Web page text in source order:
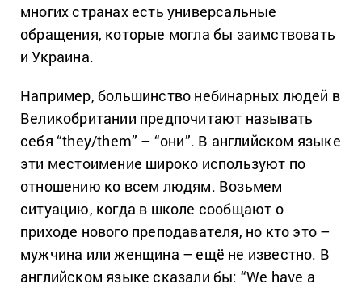
многих странах есть универсальные
обращения, которые могла бы заимствовать
и Украина.
Например, большинство небинарных людей в
Великобритании предпочитают называть
себя “they/them” – “они”. В английском языке
эти местоимение широко используют по
отношению ко всем людям. Возьмем
ситуацию, когда в школе сообщают о
приходе нового преподавателя, но кто это –
мужчина или женщина – ещё не известно. В
английском языке сказали бы: “We have a